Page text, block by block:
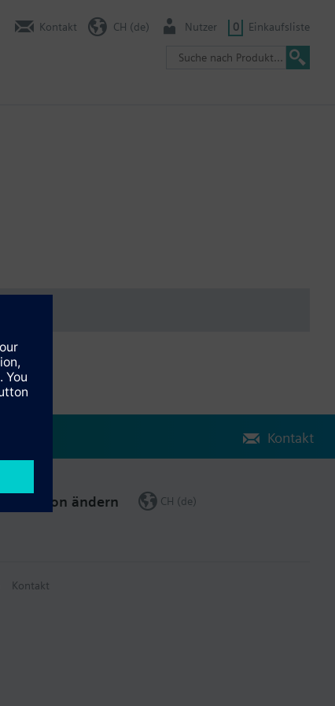
Kontakt CH (de) Nutzer 0 Einkaufsliste
Kontakt
Region ändern CH (de)
Kontakt